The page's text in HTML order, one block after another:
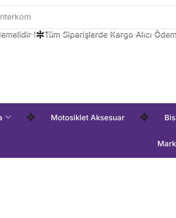
! Tüm Siparişlerde Kargo Alıcı
❖ Motosiklet Aksesuar ❖